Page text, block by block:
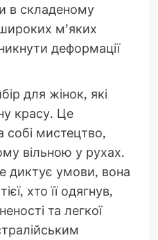
в складеному
м’яких
деформації
для жінок, які
красу. Це
собі мистецтво,
вільною у рухах.
диктує умови, вона
хто її одягнув,
та легкої